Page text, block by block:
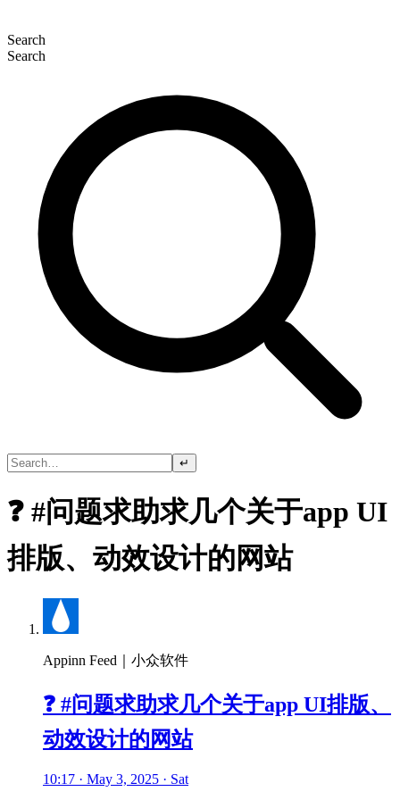
Search
Search
↵
❓ #问题求助求几个关于app UI
排版、动效设计的网站
Appinn Feed｜小众软件
❓ #问题求助求几个关于app UI排版、
动效设计的网站
10:17 · May 3, 2025 · Sat